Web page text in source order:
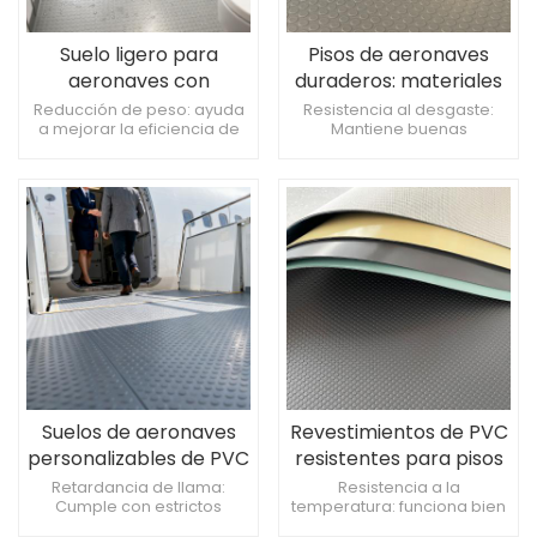
Suelo ligero para
aeronaves con
estructura de panal
avanzada y resistencia
Reducción de peso: ayuda
a mejorar la eficiencia de
corrosión: Adecuado para
entornos de cabina
húmedos y hostiles.
Capacidad de carga:
Puede soportar cargas
pesadas de equipaje y
equipo.
Pisos de aeronaves
duraderos: materiales
compuestos de alta
resistencia con
antideslizante.
Resistencia al desgaste:
Mantiene buenas
de alto tráfico.
Antideslizante: garantiza la
seguridad de los pasajeros
y la tripulación durante el
despegue, el aterrizaje y las
turbulencias. Fácil limpieza:
reduce el tiempo y el
esfuerzo de mantenimiento
con procedimientos de
limpieza sencillos.
Suelos de aeronaves
personalizables de PVC
ecológico con
características de
Retardancia de llama:
Cumple con estrictos
Revestimientos de PVC
resistentes para pisos
de aviones, fáciles de
limpiar, para áreas de
Resistencia a la
temperatura: funciona bien